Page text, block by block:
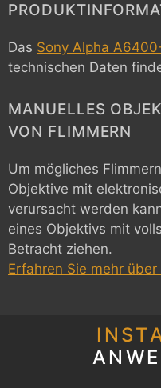
Das Sony Alpha
technischen Daten
MANUELLES
VON FLIMMERN
Um mögliches
Objektive mit
verursacht werden
eines Objektivs mit
Betracht ziehen.
Erfahren Sie mehr